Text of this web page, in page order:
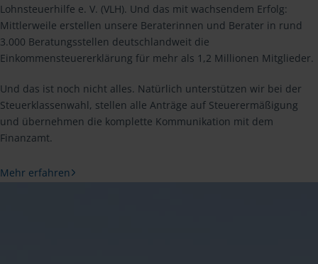
Lohnsteuerhilfe e. V. (VLH). Und das mit wachsendem Erfolg:
Mittlerweile erstellen unsere Beraterinnen und Berater in rund
3.000 Beratungsstellen deutschlandweit die
Einkommensteuererklärung für mehr als 1,2 Millionen Mitglieder.
Und das ist noch nicht alles. Natürlich unterstützen wir bei der
Steuerklassenwahl, stellen alle Anträge auf Steuerermäßigung
und übernehmen die komplette Kommunikation mit dem
Finanzamt.
Mehr erfahren